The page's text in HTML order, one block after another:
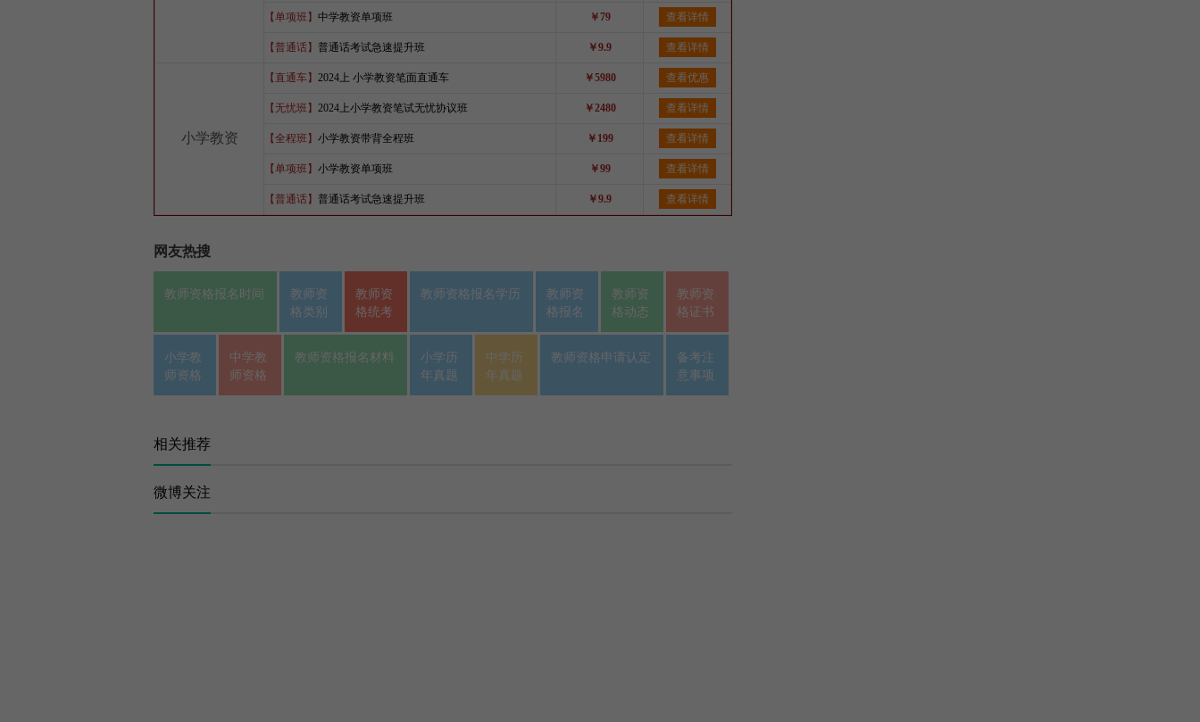
【单项班】 中学教资单项班 ￥79 查看详情
【普通话】 普通话考试急速提升班 ￥9.9 查看详情
小学教资
【直通车】 2024上 小学教资笔面直通车 ￥5980 查看优惠
【无忧班】 2024上小学教资笔试无忧协议班 ￥2480 查看详情
【全程班】 小学教资带背全程班 ￥199 查看详情
【单项班】 小学教资单项班 ￥99 查看详情
【普通话】 普通话考试急速提升班 ￥9.9 查看详情
网友热搜
教师资格报名时间
教师资
格类别
教师资
格统考
教师资格报名学历
教师资
格报名
教师资
格动态
教师资
格证书
小学教
师资格
中学教
师资格
教师资格报名材料
小学历
年真题
中学历
年真题
教师资格申请认定
备考注
意事项
相关推荐
微博关注